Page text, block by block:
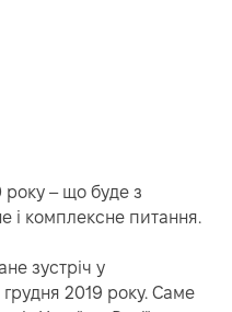
року – що буде з
і комплексне питання.
зустріч у
2019 року. Саме